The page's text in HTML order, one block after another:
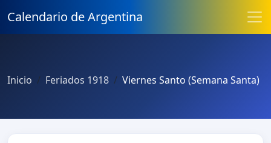
Calendario de Argentina
Inicio Feriados 1918 Viernes Santo (Semana Santa)